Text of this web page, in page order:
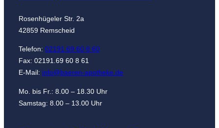
Rosenhügeler Str. 2a
42859 Remscheid
Telefon: 02191.69 60 8 60
Fax: 02191.69 60 8 61
E-Mail: info@baeren-apotheke.de
Mo. bis Fr.: 8.00 – 18.30 Uhr
Samstag: 8.00 – 13.00 Uhr